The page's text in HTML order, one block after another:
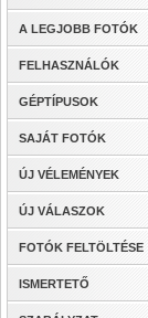
A LEGJOBB FOTÓK
FELHASZNÁLÓK
GÉPTÍPUSOK
SAJÁT FOTÓK
ÚJ VÉLEMÉNYEK
ÚJ VÁLASZOK
FOTÓK FELTÖLTÉSE
ISMERTETŐ